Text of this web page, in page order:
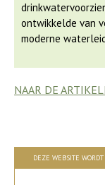
ontwikkelde van
moderne
tot regionale
NAAR DE
DEZE WEBSITE